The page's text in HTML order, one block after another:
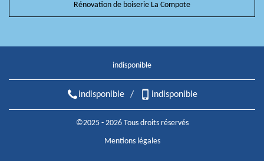
Rénovation de boiserie La Compote
indisponible
indisponible / indisponible
©2025 - 2026 Tous droits réservés
Mentions légales